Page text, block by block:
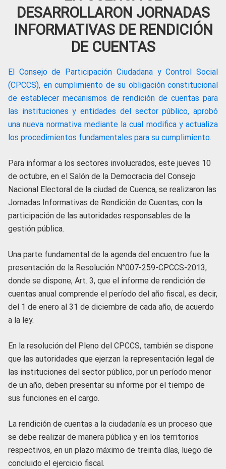
DESARROLLARON JORNADAS
INFORMATIVAS DE RENDICIÓN
DE CUENTAS
El Consejo de Participación Ciudadana y Control Social
(CPCCS), en cumplimiento de su obligación constitucional
de establecer mecanismos de rendición de cuentas para
las instituciones y entidades del sector público, aprobó
una nueva normativa mediante la cual modifica y actualiza
los procedimientos fundamentales para su cumplimiento.
Para informar a los sectores involucrados, este jueves 10
de octubre, en el Salón de la Democracia del Consejo
Nacional Electoral de la ciudad de Cuenca, se realizaron las
Jornadas Informativas de Rendición de Cuentas, con la
participación de las autoridades responsables de la
gestión pública.
Una parte fundamental de la agenda del encuentro fue la
presentación de la Resolución N°007-259-CPCCS-2013,
donde se dispone, Art. 3, que el informe de rendición de
cuentas anual comprende el período del año fiscal, es decir,
del 1 de enero al 31 de diciembre de cada año, de acuerdo
a la ley.
En la resolución del Pleno del CPCCS, también se dispone
que las autoridades que ejerzan la representación legal de
las instituciones del sector público, por un período menor
de un año, deben presentar su informe por el tiempo de
sus funciones en el cargo.
La rendición de cuentas a la ciudadanía es un proceso que
se debe realizar de manera pública y en los territorios
respectivos, en un plazo máximo de treinta días, luego de
concluido el ejercicio fiscal.